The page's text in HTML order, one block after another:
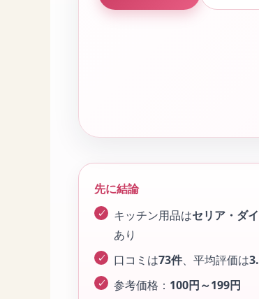
先に結論
キッチン用品はセリア・ダ
あり
口コミは73件、平均評価は
参考価格： 100円～199円